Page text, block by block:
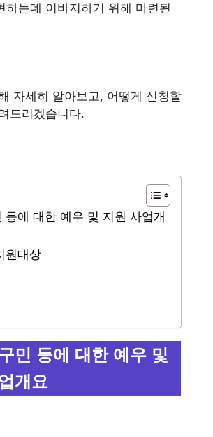
하는데 이바지하기 위해 마련된
자세히 알아보고, 어떻게 신청할
드리겠습니다.
등에 대한 예우 및 지원 사업개
원대상
민 등에 대한 예우 및
개요